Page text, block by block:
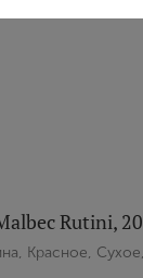
Rutini,
Красное,
E-mail